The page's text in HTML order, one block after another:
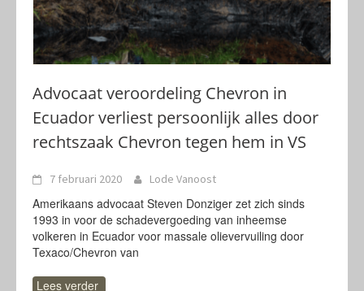
Advocaat veroordeling Chevron in
Ecuador verliest persoonlijk alles door
rechtszaak Chevron tegen hem in VS
7 februari 2020 Lode Vanoost
Amerikaans advocaat Steven Donziger zet zich sinds
1993 in voor de schadevergoeding van inheemse
volkeren in Ecuador voor massale olievervuiling door
Texaco/Chevron van
Lees verder